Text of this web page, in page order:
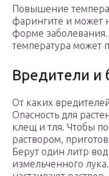
Повышение
фарингите и может
форме
температура может
Вредители и
От каких
Опасность для
клещ и тля. Чтобы
раствором,
Берут один литр
измельченного